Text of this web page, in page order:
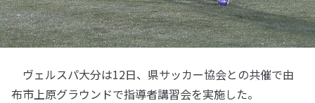
ヴェルスパ大分は12日、県サッカー協会との共催で由
布市上原グラウンドで指導者講習会を実施した。